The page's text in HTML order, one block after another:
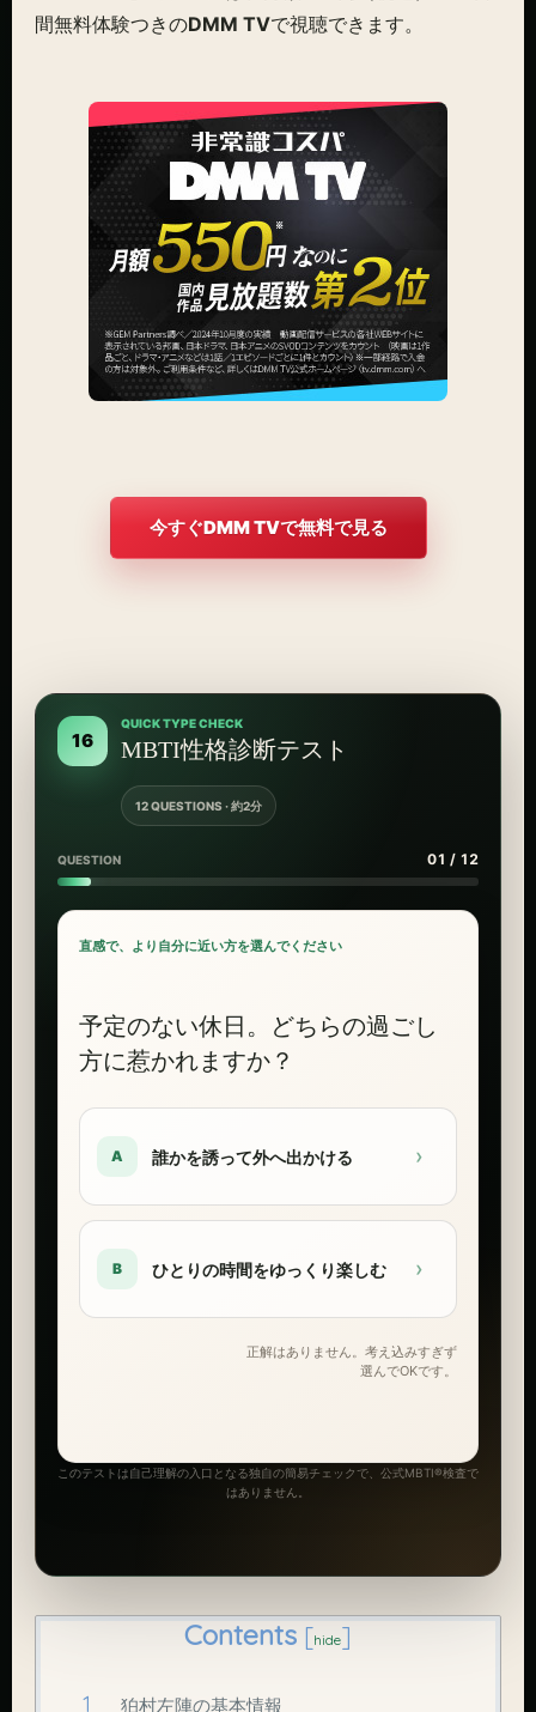
間無料体験つきのDMM TVで視聴できます。
今すぐDMM TVで無料で見る
16
QUICK TYPE CHECK
MBTI性格診断テスト
12 QUESTIONS · 約2分
QUESTION 01 / 12
直感で、より自分に近い方を選んでください
予定のない休日。どちらの過ごし
方に惹かれますか？
A 誰かを誘って外へ出かける ›
B ひとりの時間をゆっくり楽しむ ›
正解はありません。考え込みすぎず
選んでOKです。
このテストは自己理解の入口となる独自の簡易チェックで、公式MBTI®検査で
はありません。
Contents [hide]
狛村左陣の基本情報